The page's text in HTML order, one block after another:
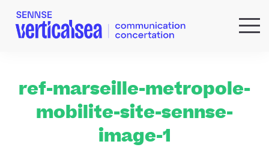
ACTUS & IDÉES
ref-marseille-metropole-
mobilite-site-sennse-
image-1